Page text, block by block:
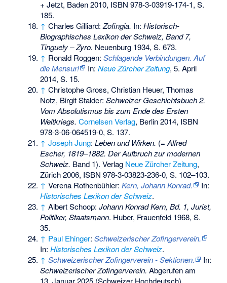
+ Jetzt, Baden 2010, ISBN 978-3-03919-174-1, S.
185.
↑ Charles Gilliard:Zofingia. In:Historisch-
Biographisches Lexikon der Schweiz, Band 7,
Tinguely – Zyro. Neuenburg 1934, S. 673.
↑ Ronald Roggen:Schlagende Verbindungen. Auf
die Mensur!
In:Neue Zürcher Zeitung, 5. April
2014, S. 15.
↑ Christophe Gross, Christian Heuer, Thomas
Notz, Birgit Stalder:Schweizer Geschichtsbuch 2.
Vom Absolutismus bis zum Ende des Ersten
Weltkriegs. Cornelsen Verlag, Berlin 2014, ISBN
978-3-06-064519-0, S. 137.
↑ Joseph Jung:Leben und Wirken. (=Alfred
Escher, 1819–1882. Der Aufbruch zur modernen
Schweiz. Band 1). Verlag Neue Zürcher Zeitung,
Zürich 2006, ISBN 978-3-03823-236-0, S. 102–103.
↑ Verena Rothenbühler:Kern, Johann Konrad.
In:
Historisches Lexikon der Schweiz.
↑ Albert Schoop:Johann Konrad Kern, Bd. 1, Jurist,
Politiker, Staatsmann. Huber, Frauenfeld 1968, S.
35.
↑ Paul Ehinger:Schweizerischer Zofingerverein.
In:Historisches Lexikon der Schweiz.
↑ Schweizerischer Zofingerverein - Sektionen.
In:
Schweizerischer Zofingerverein. Abgerufen am
13. Januar 2025 (Schweizer Hochdeutsch).